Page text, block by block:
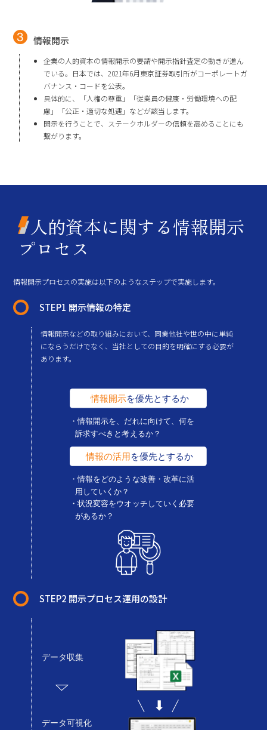
情報開示
企業の人的資本の情報開示の要請や開示指針査定の動きが進ん
でいる。日本では、2021年6月東京証券取引所がコーポレートガ
バナンス・コードを公表。
具体的に、「人権の尊重」「従業員の健康・労働環境への配
慮」「公正・適切な処遇」などが該当します。
開示を行うことで、ステークホルダーの信頼を高めることにも
繋がります。
人的資本に関する情報開示
プロセス
情報開示プロセスの実施は以下のようなステップで実施します。
STEP1 開示情報の特定
情報開示などの取り組みにおいて、同業他社や世の中に単純
にならうだけでなく、当社としての目的を明確にする必要が
あります。
STEP2 開示プロセス運用の設計